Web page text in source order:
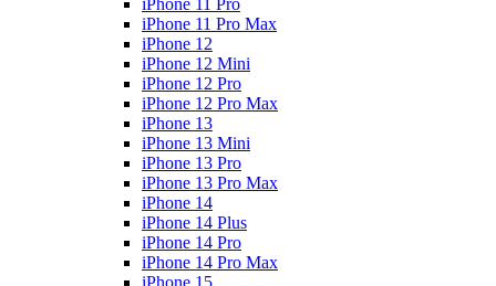
iPhone 11 Pro
iPhone 11 Pro Max
iPhone 12
iPhone 12 Mini
iPhone 12 Pro
iPhone 12 Pro Max
iPhone 13
iPhone 13 Mini
iPhone 13 Pro
iPhone 13 Pro Max
iPhone 14
iPhone 14 Plus
iPhone 14 Pro
iPhone 14 Pro Max
iPhone 15